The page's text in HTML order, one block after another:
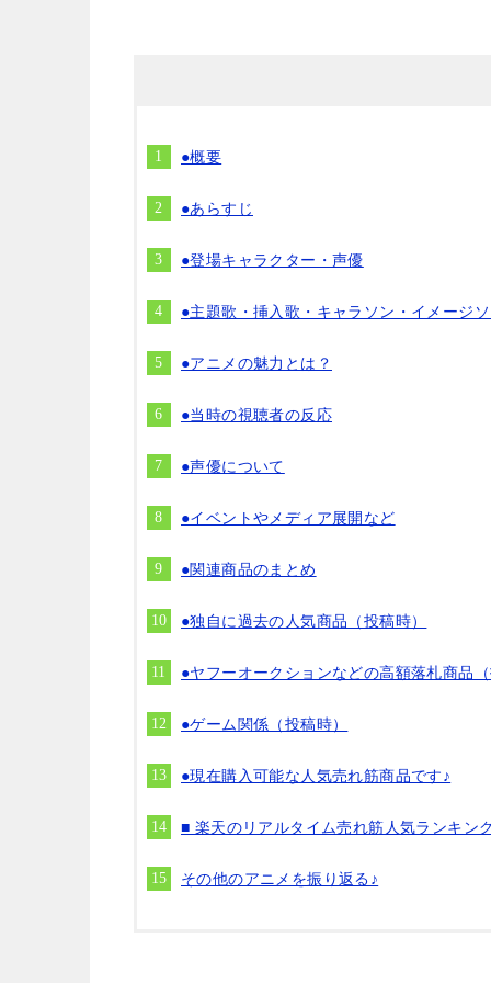
●概要
●あらすじ
●登場キャラクター・声優
●主題歌・挿入歌・キャラソン・イメージ
●アニメの魅力とは？
●当時の視聴者の反応
●声優について
●イベントやメディア展開など
●関連商品のまとめ
●独自に過去の人気商品（投稿時）
●ヤフーオークションなどの高額落札商品（
●ゲーム関係（投稿時）
●現在購入可能な人気売れ筋商品です♪
■ 楽天のリアルタイム売れ筋人気ランキン
その他のアニメを振り返る♪